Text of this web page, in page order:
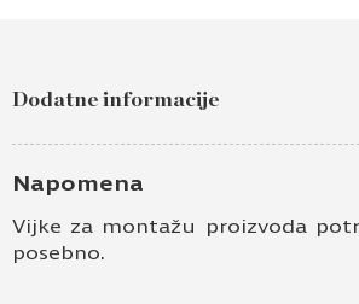
Dodatne informacije
Napomena
Vijke za montažu proizvoda
posebno.